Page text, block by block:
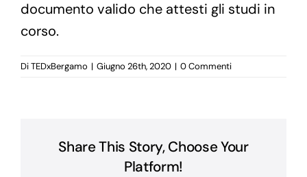
documento valido che attesti gli studi in
corso.
DiTEDxBergamo | Giugno 26th, 2020 | 0 Commenti
Share This Story, Choose Your
Platform!